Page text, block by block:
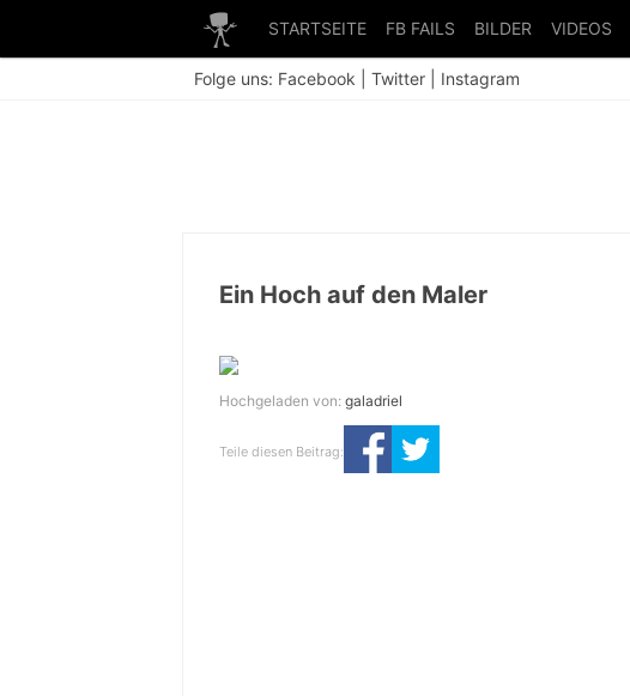
STARTSEITE FB FAILS BILDER VIDEOS
Folge uns: Facebook Twitter Instagram
Ein Hoch auf den Maler
Hochgeladen von: galadriel
Teile diesen Beitrag: